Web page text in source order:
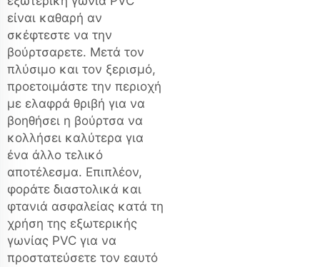
είναι καθαρή αν
σκέφτεστε να την
βούρτσαρετε. Μετά τον
πλύσιμο και τον ξερισμό,
προετοιμάστε την περιοχή
με ελαφρά θριβή για να
βοηθήσει η βούρτσα να
κολλήσει καλύτερα για
ένα άλλο τελικό
αποτέλεσμα. Επιπλέον,
φοράτε διαστολικά και
φτανιά ασφαλείας κατά τη
χρήση της εξωτερικής
γωνίας PVC για να
προστατεύσετε τον εαυτό